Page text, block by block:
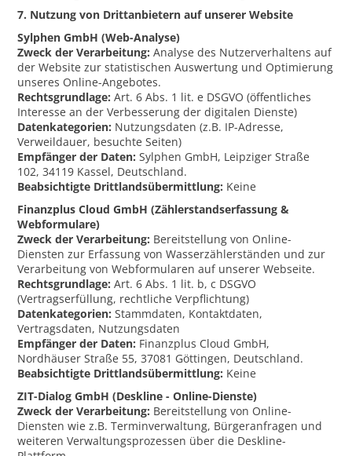
7. Nutzung von Drittanbietern auf unserer Website
Sylphen GmbH (Web-Analyse)
Zweck der Verarbeitung: Analyse des Nutzerverhaltens auf
der Website zur statistischen Auswertung und Optimierung
unseres Online-Angebotes.
Rechtsgrundlage: Art. 6 Abs. 1 lit. e DSGVO (öffentliches
Interesse an der Verbesserung der digitalen Dienste)
Datenkategorien: Nutzungsdaten (z.B. IP-Adresse,
Verweildauer, besuchte Seiten)
Empfänger der Daten: Sylphen GmbH, Leipziger Straße
102, 34119 Kassel, Deutschland.
Beabsichtigte Drittlandsübermittlung: Keine
Finanzplus Cloud GmbH (Zählerstandserfassung &
Webformulare)
Zweck der Verarbeitung: Bereitstellung von Online-
Diensten zur Erfassung von Wasserzählerständen und zur
Verarbeitung von Webformularen auf unserer Webseite.
Rechtsgrundlage: Art. 6 Abs. 1 lit. b, c DSGVO
(Vertragserfüllung, rechtliche Verpflichtung)
Datenkategorien: Stammdaten, Kontaktdaten,
Vertragsdaten, Nutzungsdaten
Empfänger der Daten: Finanzplus Cloud GmbH,
Nordhäuser Straße 55, 37081 Göttingen, Deutschland.
Beabsichtigte Drittlandsübermittlung: Keine
ZIT-Dialog GmbH (Deskline - Online-Dienste)
Zweck der Verarbeitung: Bereitstellung von Online-
Diensten wie z.B. Terminverwaltung, Bürgeranfragen und
weiteren Verwaltungsprozessen über die Deskline-